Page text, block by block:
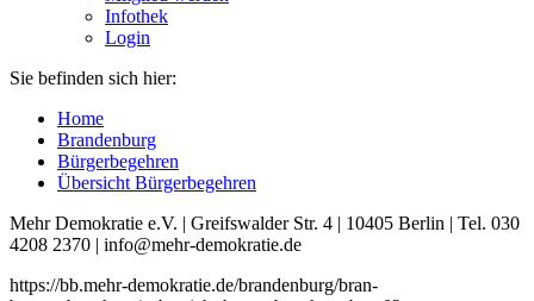
Infothek
Login
Sie befinden sich hier:
Home
Brandenburg
Bürgerbegehren
Übersicht Bürgerbegehren
Mehr Demokratie e.V. | Greifswalder Str. 4 | 10405 Berlin | Tel. 030
4208 2370 | info@mehr-demokratie.de
https://bb.mehr-demokratie.de/brandenburg/bran-